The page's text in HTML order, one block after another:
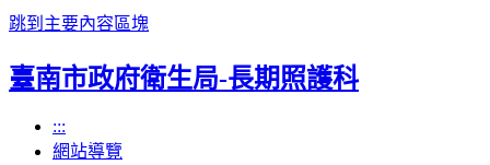
跳到主要內容區塊
臺南市政府衛生局-長期照護科
:::
網站導覽